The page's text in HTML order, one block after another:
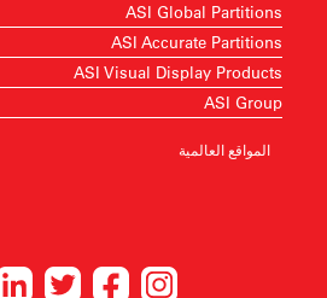
ASI Global Partitions
ASI Accurate Partitions
ASI Visual Display Products
ASI Group
المواقع العالمية